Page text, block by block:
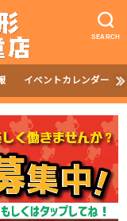
SEARCH
イベントカレンダー